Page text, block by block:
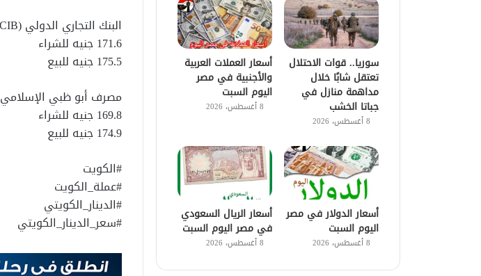
البنك التجاري الدولي (CIB)
171.6 جنيه للشراء
175.5 جنيه للبيع
مصرف أبو ظبي الإسلامي
169.8 جنيه للشراء
174.9 جنيه للبيع
#الكويت
#عملة_الكويت
#الدينار_الكويتي
#سعر_الدينار_الكويتي
سوريا.. قوات الاحتلال
تعتقل شابًا خلال
مداهمة منازل في
جباتا الخشب
8 أغسطس، 2026
أسعار العملات العربية
والأجنبية في مصر
اليوم السبت
8 أغسطس، 2026
أسعار الدولار في مصر
اليوم السبت
8 أغسطس، 2026
أسعار الريال السعودي
في مصر اليوم السبت
8 أغسطس، 2026